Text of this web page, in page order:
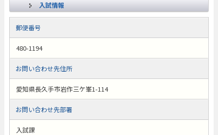
入試情報
郵便番号
480-1194
お問い合わせ先住所
愛知県長久手市岩作三ケ峯1-114
お問い合わせ先部署
入試課